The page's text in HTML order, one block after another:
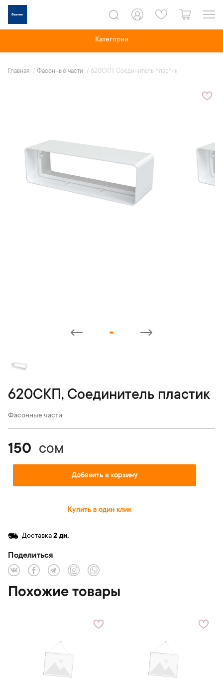
Главная Фасонные части 620СКП, Соединитель пластик
620СКП, Соединитель пластик
Фасонные части
150 сом
Добавить в корзину
Купить в один клик
Доставка2 дн.
Поделиться
Похожие товары
Категории